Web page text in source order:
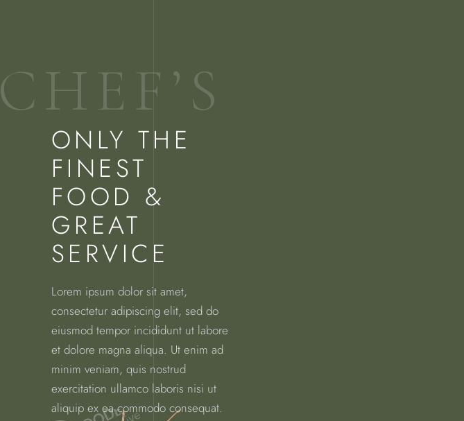
CHEF’S
ONLY THE
FINEST
FOOD &
GREAT
SERVICE
Lorem ipsum dolor sit amet,
consectetur adipiscing elit, sed do
eiusmod tempor incididunt ut labore
et dolore magna aliqua. Ut enim ad
minim veniam, quis nostrud
exercitation ullamco laboris nisi ut
aliquip ex ea commodo consequat.